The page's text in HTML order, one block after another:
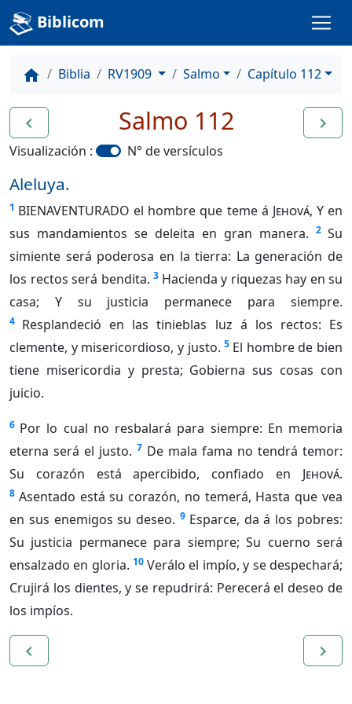
Biblicom
home Biblia RV1909 Salmo Capítulo 112
navigate_before navigate_next
Salmo 112
Visualización : N° de versículos
Aleluya.
1 BIENAVENTURADO el hombre que teme á Jehová, Y en
sus mandamientos se deleita en gran manera. 2 Su
simiente será poderosa en la tierra: La generación de
los rectos será bendita. 3 Hacienda y riquezas hay en su
casa; Y su justicia permanece para siempre.
4 Resplandeció en las tinieblas luz á los rectos: Es
clemente, y misericordioso, y justo. 5 El hombre de bien
tiene misericordia y presta; Gobierna sus cosas con
juicio.
6 Por lo cual no resbalará para siempre: En memoria
eterna será el justo. 7 De mala fama no tendrá temor:
Su corazón está apercibido, confiado en Jehová.
8 Asentado está su corazón, no temerá, Hasta que vea
en sus enemigos su deseo. 9 Esparce, da á los pobres:
Su justicia permanece para siempre; Su cuerno será
ensalzado en gloria. 10 Verálo el impío, y se despechará;
Crujirá los dientes, y se repudrirá: Perecerá el deseo de
los impíos.
navigate_before navigate_next